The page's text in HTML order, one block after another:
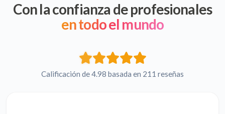
Con la confianza de profesionales
en todo el mundo
Calificación de 4.98 basada en 211 reseñas